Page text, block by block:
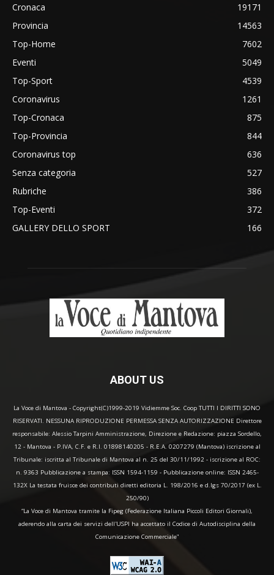
Cronaca
19171
Provincia
14563
Top-Home
7602
Eventi
5049
Top-Sport
4539
Coronavirus
1261
Top-Cronaca
875
Top-Provincia
844
Coronavirus top
636
Senza categoria
527
Rubriche
386
Top-Eventi
372
GALLERY DELLO SPORT
166
ABOUT US
La Voce di Mantova - Copyright(C)1999-2019 Vidiemme Soc. Coop TUTTI I DIRITTI SONO
RISERVATI. NESSUNA RIPRODUZIONE PERMESSA SENZA AUTORIZZAZIONE Direttore
responsabile: Alessio Tarpini Amministrazione, Direzione e Redazione: piazza Sordello,
12 - Mantova - P.IVA, C.F. e R.I. 01898140205 - R.E.A. 0207279 (Mantova) iscrizione al
Tribunale: iscritta al Tribunale di Mantova al n. 25 del 30/11/1992 - iscrizione al ROC:
n. 9363 Pubblicazione a stampa: ISSN 1594-1159 - Pubblicazione online: ISSN 2465-
132X La testata fruisce dei contributi diretti editoria L. 198/2016 e d.lgs 70/2017 (ex L.
250/90)
“La Voce di Mantova tramite la Fipeg (Federazione Italiana Piccoli Editori Giornali),
aderendo alla carta dei servizi dell'USPI ha accettato il Codice di Autodisciplina della
Comunicazione Commerciale"